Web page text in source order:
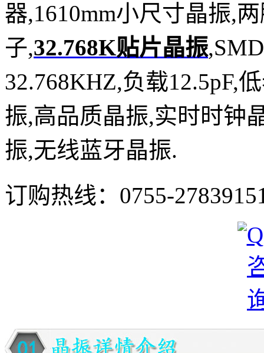
器,1610mm小尺寸晶振,
子,32.768K贴片晶振
32.768KHZ,负载12.5pF,
振,高品质晶振,实时时钟
振,无线蓝牙晶振.
订购热线： 0755-